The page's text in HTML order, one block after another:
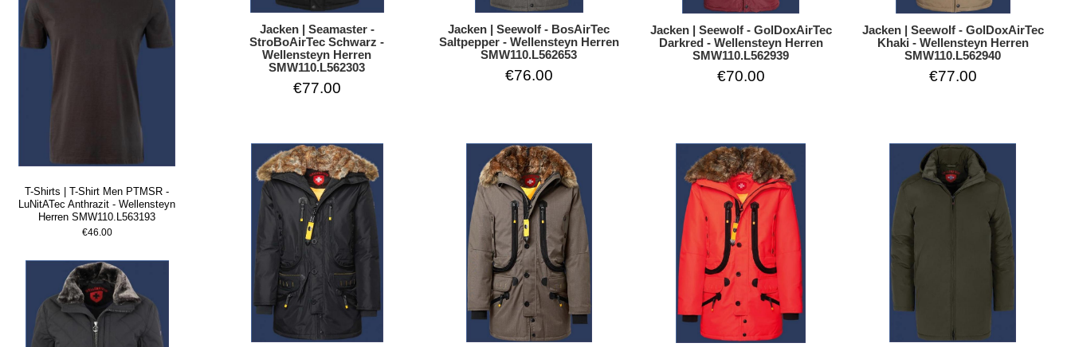
T-Shirts | T-Shirt Men PTMSR -
LuNitATec Anthrazit - Wellensteyn
Herren SMW110.L563193
€46.00
Jacken | Seamaster -
StroBoAirTec Schwarz -
Wellensteyn Herren
SMW110.L562303
€77.00
Jacken | Seewolf - BosAirTec
Saltpepper - Wellensteyn Herren
SMW110.L562653
€76.00
Jacken | Seewolf - GolDoxAirTec
Darkred - Wellensteyn Herren
SMW110.L562939
€70.00
Jacken | Seewolf - GolDoxAirTec
Khaki - Wellensteyn Herren
SMW110.L562940
€77.00